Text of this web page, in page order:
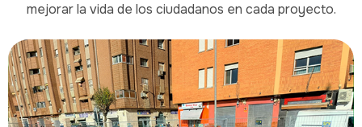
mejorar la vida de los ciudadanos en cada proyecto.